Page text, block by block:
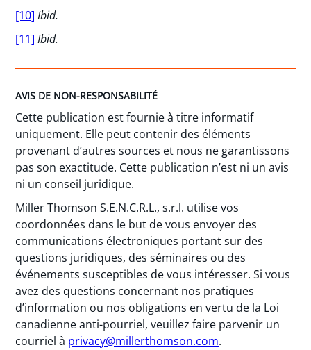
[10] Ibid.
[11] Ibid.
AVIS DE NON-RESPONSABILITÉ
Cette publication est fournie à titre informatif
uniquement. Elle peut contenir des éléments
provenant d’autres sources et nous ne garantissons
pas son exactitude. Cette publication n’est ni un avis
ni un conseil juridique.
Miller Thomson S.E.N.C.R.L., s.r.l. utilise vos
coordonnées dans le but de vous envoyer des
communications électroniques portant sur des
questions juridiques, des séminaires ou des
événements susceptibles de vous intéresser. Si vous
avez des questions concernant nos pratiques
d’information ou nos obligations en vertu de la Loi
canadienne anti-pourriel, veuillez faire parvenir un
courriel à privacy@millerthomson.com.